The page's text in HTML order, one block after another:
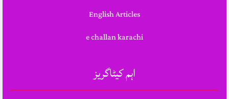
English Articles
e challan karachi
اہم کیٹاگریز